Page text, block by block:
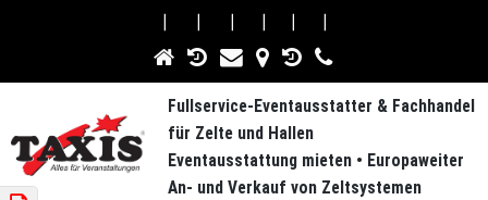
Fullservice-Eventausstatter & Fachhandel
für Zelte und Hallen
Eventausstattung mieten • Europaweiter
An- und Verkauf von Zeltsystemen